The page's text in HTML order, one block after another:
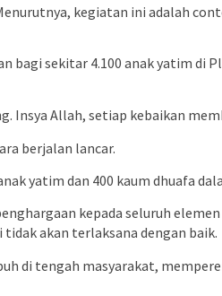
kegiatan ini adalah
sekitar 4.100 anak yatim di
Allah, setiap kebaikan
berjalan lancar.
yatim dan 400 kaum dhuafa
kepada seluruh
akan terlaksana dengan baik.
di tengah masyarakat,